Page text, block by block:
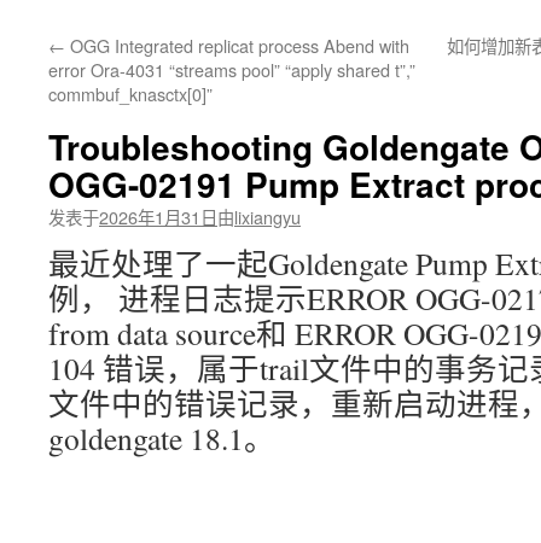
正
文
← OGG Integrated replicat process Abend with
error Ora-4031 “streams pool” “apply shared t”,”
commbuf_knasctx[0]”
如何增加新
Troubleshooting Goldengate
OGG-02191 Pump Extract
发表于2026年1月31日由lixiangyu
最近处理了一起Goldengate Pump
例， 进程日志提示ERROR OGG-
from data source和 ERROR OGG-
104 错误，属于trail文件中的事务
文件中的错误记录，重新启动进程
goldengate 18.1。